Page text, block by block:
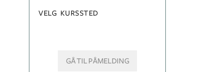
VELG KURSSTED
GÅ TIL PÅMELDING